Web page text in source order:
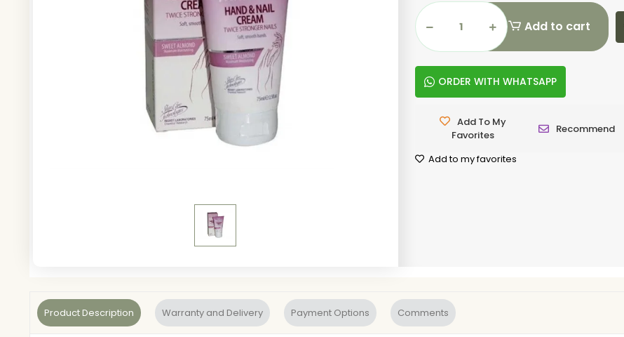
Add to cart
ORDER WITH WHATSAPP
Add To My
Favorites
Recommend
Add to my favorites
Product Description Warranty and Delivery Payment Options Comments